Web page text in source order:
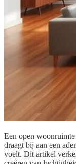
Een open woonruimte
draagt bij aan een
voelt. Dit artikel